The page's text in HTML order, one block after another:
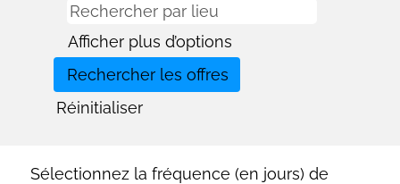
Afficher plus d’options
Réinitialiser
Sélectionnez la fréquence (en jours) de